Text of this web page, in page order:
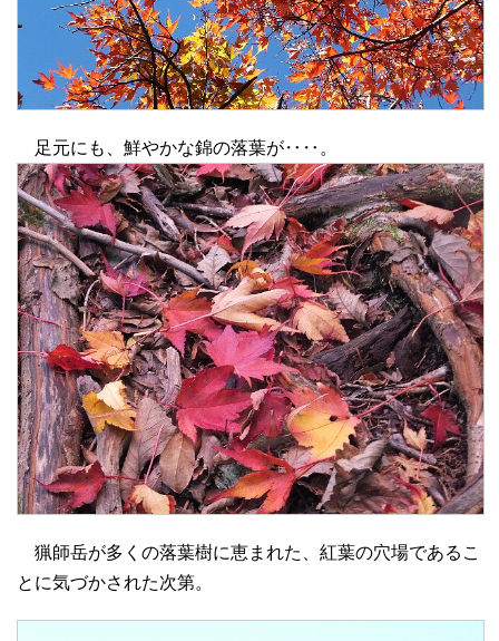
足元にも、鮮やかな錦の落葉が‥‥。
猟師岳が多くの落葉樹に恵まれた、紅葉の穴場であるこ
とに気づかされた次第。